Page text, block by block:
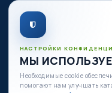
О компании
Личный кабинет
Есть вопросы по оборудованию?
НАСТРОЙКИ
МЫ
Необходимые cookie
помогают нам улучшать